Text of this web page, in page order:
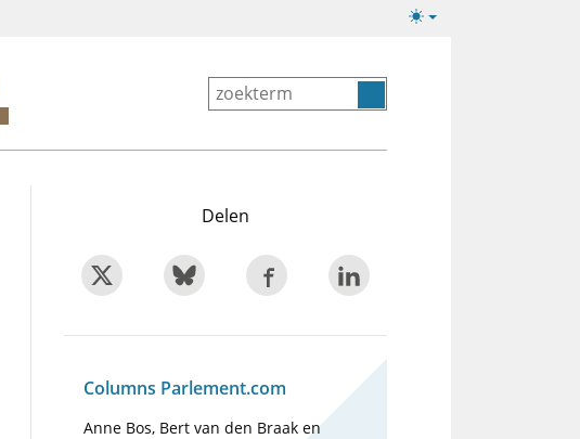
Lichte/donkere
Delen
Columns Parlement.com
Anne Bos, Bert van den Braak en